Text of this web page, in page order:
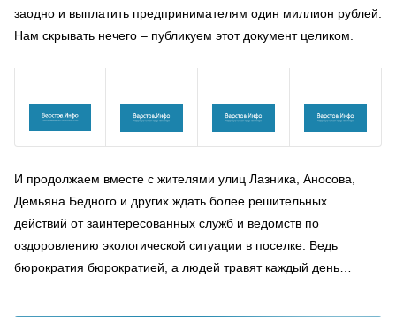
заодно и выплатить предпринимателям один миллион рублей.
Нам скрывать нечего – публикуем этот документ целиком.
И продолжаем вместе с жителями улиц Лазника, Аносова,
Демьяна Бедного и других ждать более решительных
действий от заинтересованных служб и ведомств по
оздоровлению экологической ситуации в поселке. Ведь
бюрократия бюрократией, а людей травят каждый день…